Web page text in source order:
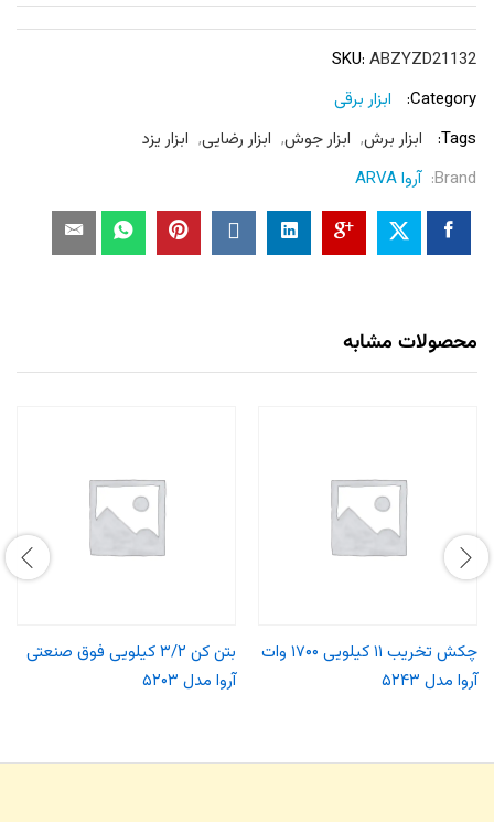
SKU: ABZYZD21132
Category:
ابزار برقی
Tags:
ابزار برش, ابزار جوش, ابزار رضایی, ابزار یزد
Brand: آروا ARVA
محصولات مشابه
چکش تخریب ۱۱ کیلویی ۱۷۰۰ وات
آروا مدل ۵۲۴۳
بتن کن ۳/۲ کیلویی فوق صنعتی
آروا مدل ۵۲۰۳